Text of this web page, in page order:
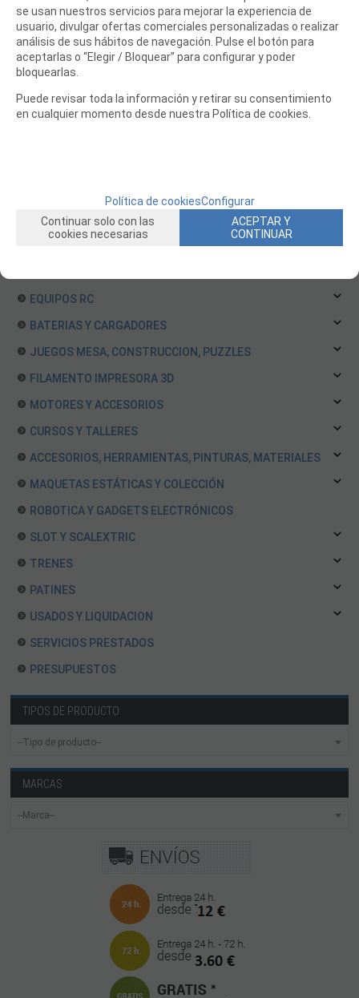
Repuestos Team Magic
Repuestos ThunderTiger
Repuestos Traxxas
Repuestos WLToys Coches
Repuestos Carson
Repuestos RGT
EQUIPOS RC
BATERIAS Y CARGADORES
JUEGOS MESA, CONSTRUCCION, PUZZLES
FILAMENTO IMPRESORA 3D
MOTORES Y ACCESORIOS
CURSOS Y TALLERES
ACCESORIOS, HERRAMIENTAS, PINTURAS, MATERIALES
MAQUETAS ESTÁTICAS Y COLECCIÓN
ROBOTICA Y GADGETS ELECTRÓNICOS
SLOT Y SCALEXTRIC
TRENES
PATINES
USADOS Y LIQUIDACION
SERVICIOS PRESTADOS
PRESUPUESTOS
TIPOS DE PRODUCTO
MARCAS
se usan nuestros servicios para mejorar la experiencia de
usuario, divulgar ofertas comerciales personalizadas o realizar
análisis de sus hábitos de navegación. Pulse el botón para
aceptarlas o “Elegir / Bloquear” para configurar y poder
bloquearlas.
Puede revisar toda la información y retirar su consentimiento
en cualquier momento desde nuestra Política de cookies.
Política de cookiesConfigurar
Continuar solo con las
cookies necesarias
ACEPTAR Y
CONTINUAR